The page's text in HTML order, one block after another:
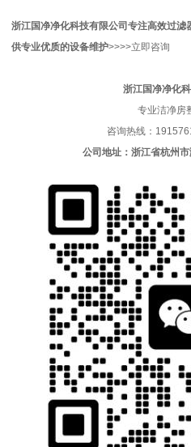
浙江国净净化科技有限公司 专注高效过滤
供专业优质的设备维护>>>>立即咨询
浙江国净净化
专业洁净房
咨询热线：
公司地址：浙江省杭州